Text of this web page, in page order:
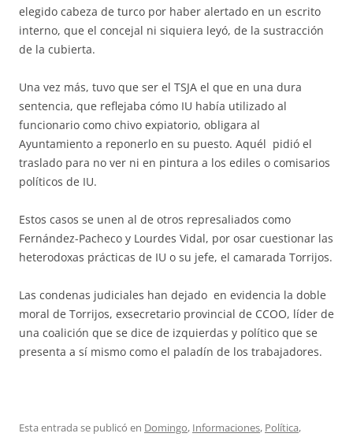
elegido cabeza de turco por haber alertado en un escrito
interno, que el concejal ni siquiera leyó, de la sustracción
de la cubierta.
Una vez más, tuvo que ser el TSJA el que en una dura
sentencia, que reflejaba cómo IU había utilizado al
funcionario como chivo expiatorio, obligara al
Ayuntamiento a reponerlo en su puesto. Aquél pidió el
traslado para no ver ni en pintura a los ediles o comisarios
políticos de IU.
Estos casos se unen al de otros represaliados como
Fernández-Pacheco y Lourdes Vidal, por osar cuestionar las
heterodoxas prácticas de IU o su jefe, el camarada Torrijos.
Las condenas judiciales han dejado en evidencia la doble
moral de Torrijos, exsecretario provincial de CCOO, líder de
una coalición que se dice de izquierdas y político que se
presenta a sí mismo como el paladín de los trabajadores.
Esta entrada se publicó en Domingo, Informaciones, Política,